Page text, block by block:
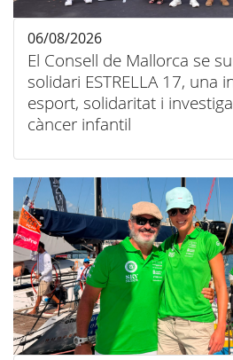
El Consell de Mallorca se
solidari ESTRELLA 17, una
esport, solidaritat i
càncer infantil
06/08/2026